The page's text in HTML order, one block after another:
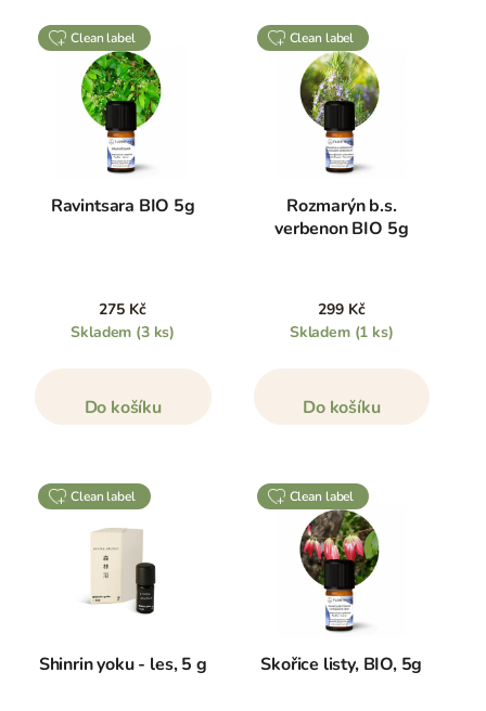
clean label
Ravintsara BIO 5g
275 Kč
Skladem (3 ks)
Do košíku
clean label
Rozmarýn b.s.
verbenon BIO 5g
299 Kč
Skladem (1 ks)
Do košíku
clean label
Shinrin yoku - les, 5 g
clean label
Skořice listy, BIO, 5g